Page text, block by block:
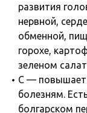
развития
нервной,
обменной,
горохе,
зеленом
С — повышает
болезням.
болгарском